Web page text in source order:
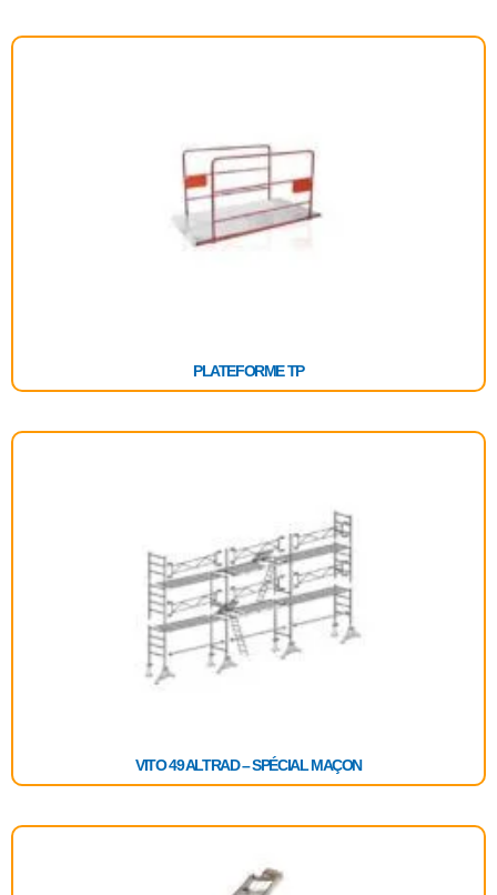
PLATEFORME TP
VITO 49 ALTRAD – SPÉCIAL MAÇON